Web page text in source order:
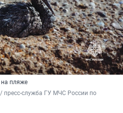
пляже
пресс-служба ГУ МЧС России по